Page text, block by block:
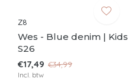
Z8
Wes - Blue denim | Kids
S26
€17,49 €34,99
Incl. btw